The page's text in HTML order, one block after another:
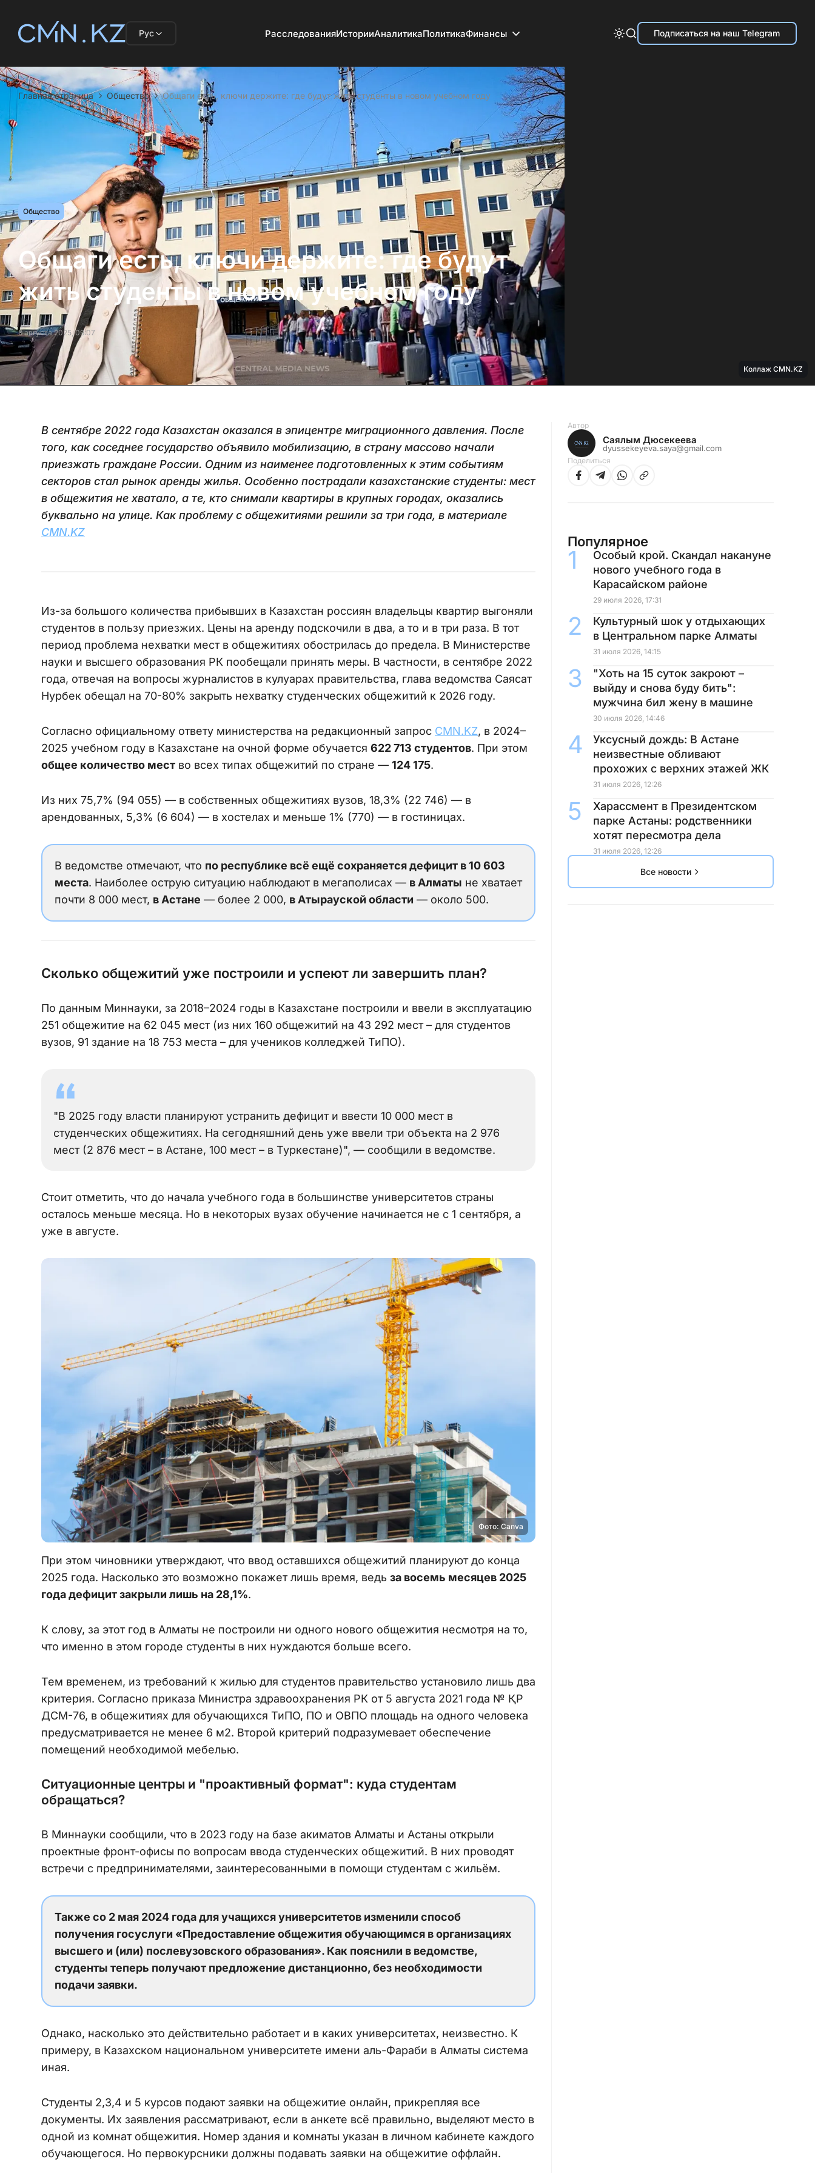
Рус РасследованияИсторииАналитикаПолитикаФинансы Подписаться на наш Telegram
Главная страница Общество Общаги есть, ключи держите: где будут жить студенты в новом учебном году
Общество
Общаги есть, ключи держите: где будут
жить студенты в новом учебном году
8 августа 2025, 09:07
Коллаж CMN.KZ
В сентябре 2022 года Казахстан оказался в эпицентре миграционного давления. После
того, как соседнее государство объявило мобилизацию, в страну массово начали
приезжать граждане России. Одним из наименее подготовленных к этим событиям
секторов стал рынок аренды жилья. Особенно пострадали казахстанские студенты: мест
в общежития не хватало, а те, кто снимали квартиры в крупных городах, оказались
буквально на улице. Как проблему с общежитиями решили за три года, в материале
CMN.KZ
Из-за большого количества прибывших в Казахстан россиян владельцы квартир выгоняли
студентов в пользу приезжих. Цены на аренду подскочили в два, а то и в три раза. В тот
период проблема нехватки мест в общежитиях обострилась до предела. В Министерстве
науки и высшего образования РК пообещали принять меры. В частности, в сентябре 2022
года, отвечая на вопросы журналистов в кулуарах правительства, глава ведомства Саясат
Нурбек обещал на 70-80% закрыть нехватку студенческих общежитий к 2026 году.
Согласно официальному ответу министерства на редакционный запрос CMN.KZ, в 2024–
2025 учебном году в Казахстане на очной форме обучается 622 713 студентов. При этом
общее количество мест во всех типах общежитий по стране — 124 175.
Из них 75,7% (94 055) — в собственных общежитиях вузов, 18,3% (22 746) — в
арендованных, 5,3% (6 604) — в хостелах и меньше 1% (770) — в гостиницах.
В ведомстве отмечают, что по республике всё ещё сохраняется дефицит в 10 603
места. Наиболее острую ситуацию наблюдают в мегаполисах — в Алматы не хватает
почти 8 000 мест, в Астане — более 2 000, в Атырауской области — около 500.
Сколько общежитий уже построили и успеют ли завершить план?
По данным Миннауки, за 2018–2024 годы в Казахстане построили и ввели в эксплуатацию
251 общежитие на 62 045 мест (из них 160 общежитий на 43 292 мест – для студентов
вузов, 91 здание на 18 753 места – для учеников колледжей ТиПО).
"В 2025 году власти планируют устранить дефицит и ввести 10 000 мест в
студенческих общежитиях. На сегодняшний день уже ввели три объекта на 2 976
мест (2 876 мест – в Астане, 100 мест – в Туркестане)", — сообщили в ведомстве.
Стоит отметить, что до начала учебного года в большинстве университетов страны
осталось меньше месяца. Но в некоторых вузах обучение начинается не с 1 сентября, а
уже в августе.
Фото: Canva
При этом чиновники утверждают, что ввод оставшихся общежитий планируют до конца
2025 года. Насколько это возможно покажет лишь время, ведь за восемь месяцев 2025
года дефицит закрыли лишь на 28,1%.
К слову, за этот год в Алматы не построили ни одного нового общежития несмотря на то,
что именно в этом городе студенты в них нуждаются больше всего.
Тем временем, из требований к жилью для студентов правительство установило лишь два
критерия. Согласно приказа Министра здравоохранения РК от 5 августа 2021 года № ҚР
ДСМ-76, в общежитиях для обучающихся ТиПО, ПО и ОВПО площадь на одного человека
предусматривается не менее 6 м2. Второй критерий подразумевает обеспечение
помещений необходимой мебелью.
Ситуационные центры и "проактивный формат": куда студентам
обращаться?
В Миннауки сообщили, что в 2023 году на базе акиматов Алматы и Астаны открыли
проектные фронт-офисы по вопросам ввода студенческих общежитий. В них проводят
встречи с предпринимателями, заинтересованными в помощи студентам с жильём.
Также со 2 мая 2024 года для учащихся университетов изменили способ
получения госуслуги «Предоставление общежития обучающимся в организациях
высшего и (или) послевузовского образования». Как пояснили в ведомстве,
студенты теперь получают предложение дистанционно, без необходимости
подачи заявки.
Однако, насколько это действительно работает и в каких университетах, неизвестно. К
примеру, в Казахском национальном университете имени аль-Фараби в Алматы система
иная.
Студенты 2,3,4 и 5 курсов подают заявки на общежитие онлайн, прикрепляя все
документы. Их заявления рассматривают, если в анкете всё правильно, выделяют место в
одной из комнат общежития. Номер здания и комнаты указан в личном кабинете каждого
обучающегося. Но первокурсники должны подавать заявки на общежитие оффлайн.
Автор
Саялым Дюсекеева
dyussekeyeva.saya@gmail.com
Поделиться
Популярное
Особый крой. Скандал накануне
нового учебного года в
Карасайском районе
29 июля 2026, 17:31
Культурный шок у отдыхающих
в Центральном парке Алматы
31 июля 2026, 14:15
"Хоть на 15 суток закроют –
выйду и снова буду бить":
мужчина бил жену в машине
30 июля 2026, 14:46
Уксусный дождь: В Астане
неизвестные обливают
прохожих с верхних этажей ЖК
31 июля 2026, 12:26
Харассмент в Президентском
парке Астаны: родственники
хотят пересмотра дела
31 июля 2026, 12:26
Все новости